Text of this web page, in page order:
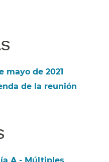
mayo de 2021​​
de la reunión​​
A - Múltiples